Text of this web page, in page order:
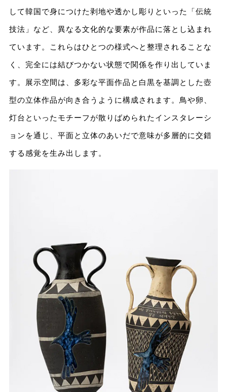
して韓国で身につけた剥地や透かし彫りといった「伝統
技法」など、異なる文化的な要素が作品に落とし込まれ
ています。これらはひとつの様式へと整理されることな
く、完全には結びつかない状態で関係を作り出していま
す。展示空間は、多彩な平面作品と白黒を基調とした壺
型の立体作品が向き合うように構成されます。鳥や卵、
灯台といったモチーフが散りばめられたインスタレーシ
ョンを通じ、平面と立体のあいだで意味が多層的に交錯
する感覚を生み出します。